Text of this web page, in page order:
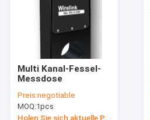
Multi Kanal-Fessel-
Messdose
Preis:negotiable
MOQ:1pcs